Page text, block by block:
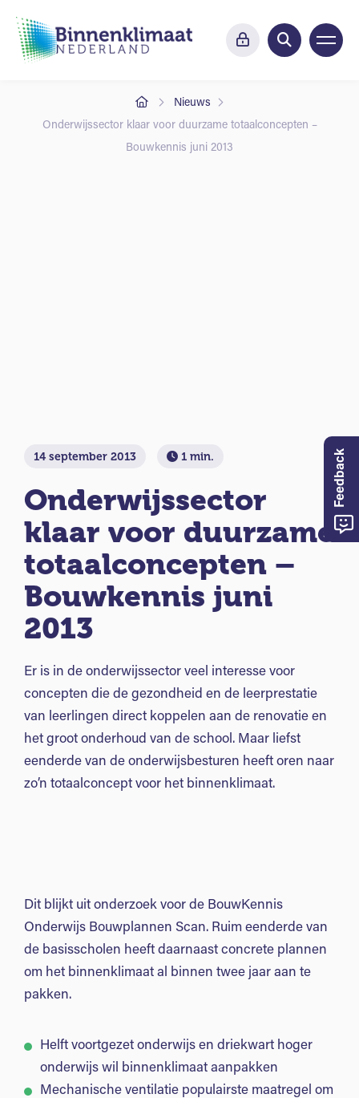
Nieuws
Onderwijssector klaar voor duurzame totaalconcepten –
Bouwkennis juni 2013
14 september 2013 1 min.
Onderwijssector
klaar voor duurzame
totaalconcepten –
Bouwkennis juni
2013
Er is in de onderwijssector veel interesse voor
concepten die de gezondheid en de leerprestatie
van leerlingen direct koppelen aan de renovatie en
het groot onderhoud van de school. Maar liefst
eenderde van de onderwijsbesturen heeft oren naar
zo’n totaalconcept voor het binnenklimaat.
Dit blijkt uit onderzoek voor de BouwKennis
Onderwijs Bouwplannen Scan. Ruim eenderde van
de basisscholen heeft daarnaast concrete plannen
om het binnenklimaat al binnen twee jaar aan te
pakken.
Helft voortgezet onderwijs en driekwart hoger
onderwijs wil binnenklimaat aanpakken
Mechanische ventilatie populairste maatregel om
Feedback